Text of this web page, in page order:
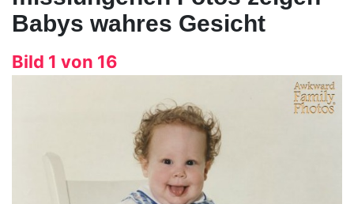
Babys wahres Gesicht
Bild 1 von 16